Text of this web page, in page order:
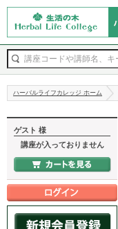
ハーバルライフカレッジ ホーム
ゲスト 様
講座が入っておりません